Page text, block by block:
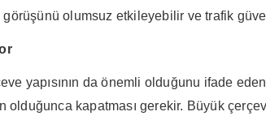
olumsuz etkileyebilir ve trafik
yapısının da önemli olduğunu ifade
kapatması gerekir. Büyük